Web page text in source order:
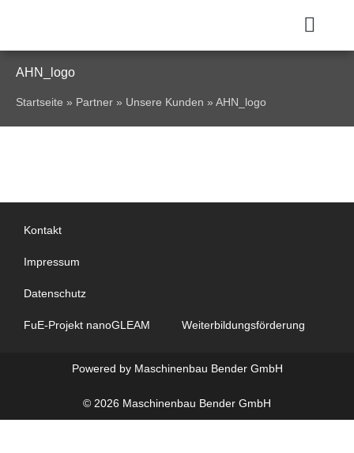
AHN_logo
Startseite » Partner » Unsere Kunden » AHN_logo
Kontakt
Impressum
Datenschutz
FuE-Projekt nanoGLEAM Weiterbildungsförderung
Powered by Maschinenbau Bender GmbH
© 2026 Maschinenbau Bender GmbH